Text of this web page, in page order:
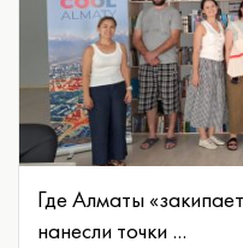
Где Алматы
нанесли точки ...